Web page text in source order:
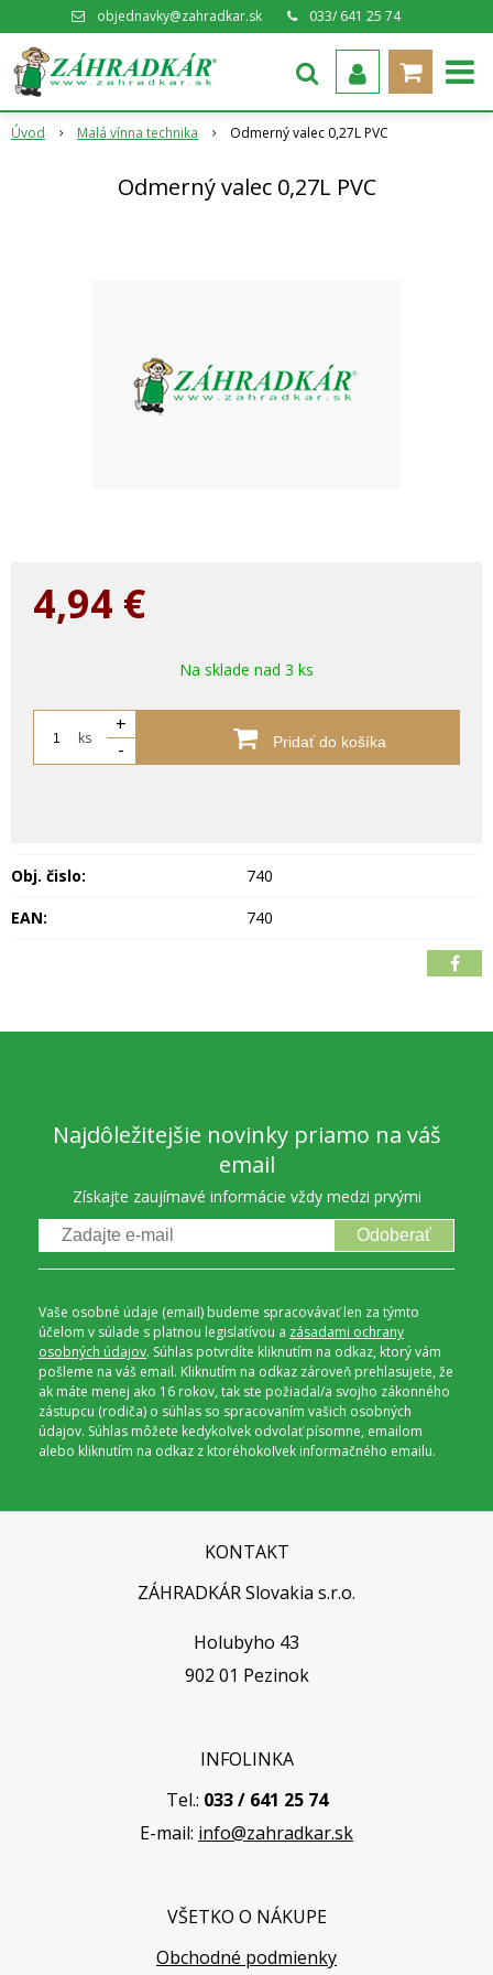
objednavky@zahradkar.sk 033/ 641 25 74
Úvod Malá vínna technika Odmerný valec 0,27L PVC
Odmerný valec 0,27L PVC
4,94 €
Na sklade nad 3 ks
ks
+
-
Pridať do košíka
Obj. čislo:
740
EAN:
740
Najdôležitejšie novinky priamo na váš
email
Získajte zaujímavé informácie vždy medzi prvými
Odoberať
Vaše osobné údaje (email) budeme spracovávať len za týmto
účelom v súlade s platnou legislatívou a zásadami ochrany
osobných údajov. Súhlas potvrdíte kliknutím na odkaz, ktorý vám
pošleme na váš email. Kliknutím na odkaz zároveň prehlasujete, že
ak máte menej ako 16 rokov, tak ste požiadal/a svojho zákonného
zástupcu (rodiča) o súhlas so spracovaním vašich osobných
údajov. Súhlas môžete kedykoľvek odvolať písomne, emailom
alebo kliknutím na odkaz z ktoréhokoľvek informačného emailu.
KONTAKT
ZÁHRADKÁR Slovakia s.r.o.
Holubyho 43
902 01 Pezinok
INFOLINKA
Tel.: 033 / 641 25 74
E-mail: info@zahradkar.sk
VŠETKO O NÁKUPE
Obchodné podmienky